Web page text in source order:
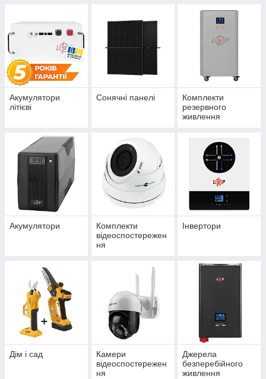
Акумулятори
літієві
Сонячні панелі
Комплекти
резервного
живлення
Акумулятори
Комплекти
відеоспостережен
ня
Інвертори
Дім і сад
Камери
відеоспостережен
ня
Джерела
безперебійного
живлення